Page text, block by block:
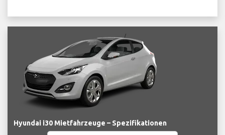
Hyundai i30 Mietfahrzeuge – Spezifikationen